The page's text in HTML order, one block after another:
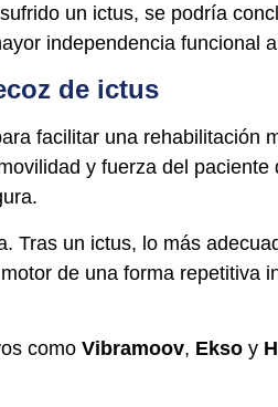
un ictus, se podría
independencia funcional
de ictus
facilitar una rehabilitación
y fuerza del paciente
Tras un ictus, lo más
de una forma repetitiva
como Vibramoov, Ekso y